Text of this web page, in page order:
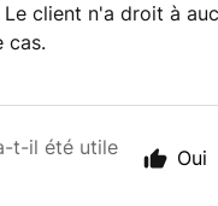
client n'a droit à
cas.
t-il été utile
Oui